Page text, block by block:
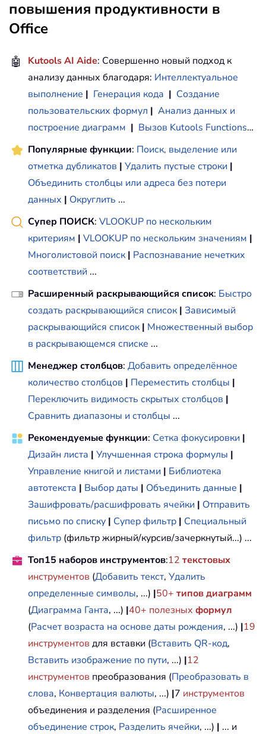
повышения продуктивности в
Office
🤖 Kutools AI Aide: Совершенно новый подход к
анализу данных благодаря: Интеллектуальное
выполнение | Генерация кода | Создание
пользовательских формул | Анализ данных и
построение диаграмм | Вызов Kutools Functions…
Популярные функции: Поиск, выделение или
отметка дубликатов | Удалить пустые строки |
Объединить столбцы или адреса без потери
данных | Округлить ...
Супер ПОИСК: VLOOKUP по нескольким
критериям | VLOOKUP по нескольким значениям |
Многолистовой поиск | Распознавание нечетких
соответствий ...
Расширенный раскрывающийся список: Быстро
создать раскрывающийся список | Зависимый
раскрывающийся список | Множественный выбор
в раскрывающемся списке ...
Менеджер столбцов: Добавить определённое
количество столбцов | Переместить столбцы |
Переключить видимость скрытых столбцов |
Сравнить диапазоны и столбцы ...
Рекомендуемые функции: Сетка фокусировки |
Дизайн листа | Улучшенная строка формулы |
Управление книгой и листами | Библиотека
автотекста | Выбор даты | Объединить данные |
Зашифровать/расшифровать ячейки | Отправить
письмо по списку | Супер фильтр | Специальный
фильтр (фильтр жирный/курсив/зачеркнутый...) ...
Топ15 наборов инструментов:12 текстовых
инструментов (Добавить текст, Удалить
определенные символы, ...) |50+ типов диаграмм
(Диаграмма Ганта, ...) |40+ полезных формул
(Расчет возраста на основе даты рождения, ...) |19
инструментов для вставки (Вставить QR-код,
Вставить изображение по пути, ...) |12
инструментов преобразования (Преобразовать в
слова, Конвертация валюты, ...) |7 инструментов
объединения и разделения (Расширенное
объединение строк, Разделить ячейки, ...) | ... и